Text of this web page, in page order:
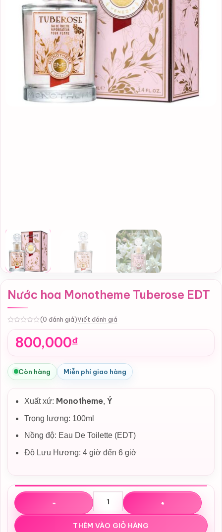
Nước hoa Monotheme Tuberose EDT
(0 đánh giá)Viết đánh giá
800,000₫
Còn hàng Miễn phí giao hàng
Xuất xứ: Monotheme, Ý
Trọng lượng: 100ml
Nồng độ: Eau De Toilette (EDT)
Độ Lưu Hương: 4 giờ đến 6 giờ
Nước hoa Monotheme Tuberose EDT số lượng
THÊM VÀO GIỎ HÀNG